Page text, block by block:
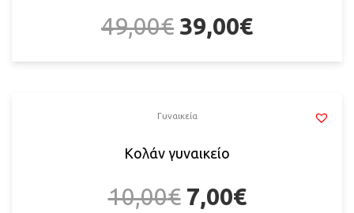
49,00€ 39,00€
Γυναικεία
Κολάν γυναικείο
10,00€ 7,00€